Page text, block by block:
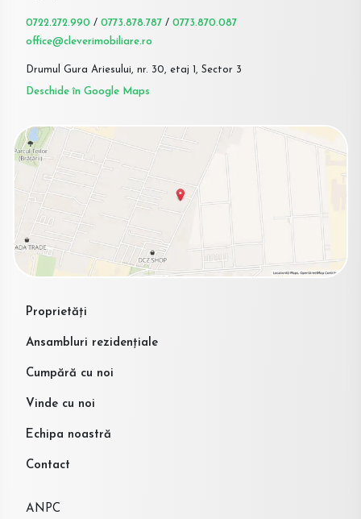
0722.272.990 / 0773.878.787 / 0773.870.087
office@cleverimobiliare.ro
Drumul Gura Ariesului, nr. 30, etaj 1, Sector 3
Deschide în Google Maps
Proprietăți
Ansambluri rezidențiale
Cumpără cu noi
Vinde cu noi
Echipa noastră
Contact
ANPC